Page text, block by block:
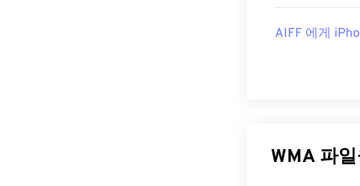
AIFF 에게
WMA 파